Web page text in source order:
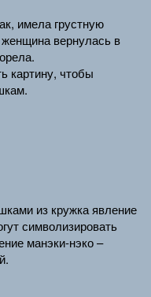
имела грустную
вернулась в
картину, чтобы
из кружка явление
символизировать
манэки-нэко –